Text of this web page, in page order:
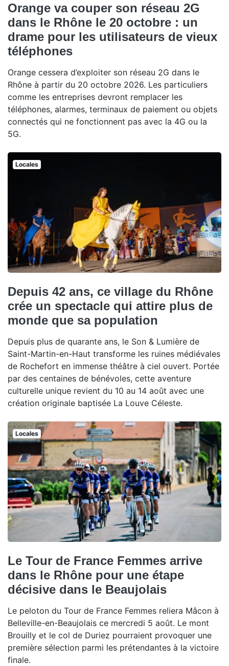
Orange va couper son réseau 2G
dans le Rhône le 20 octobre : un
drame pour les utilisateurs de vieux
téléphones
Orange cessera d’exploiter son réseau 2G dans le
Rhône à partir du 20 octobre 2026. Les particuliers
comme les entreprises devront remplacer les
téléphones, alarmes, terminaux de paiement ou objets
connectés qui ne fonctionnent pas avec la 4G ou la
5G.
Locales
Depuis 42 ans, ce village du Rhône
crée un spectacle qui attire plus de
monde que sa population
Depuis plus de quarante ans, le Son & Lumière de
Saint-Martin-en-Haut transforme les ruines médiévales
de Rochefort en immense théâtre à ciel ouvert. Portée
par des centaines de bénévoles, cette aventure
culturelle unique revient du 10 au 14 août avec une
création originale baptisée La Louve Céleste.
Locales
Le Tour de France Femmes arrive
dans le Rhône pour une étape
décisive dans le Beaujolais
Le peloton du Tour de France Femmes reliera Mâcon à
Belleville-en-Beaujolais ce mercredi 5 août. Le mont
Brouilly et le col de Duriez pourraient provoquer une
première sélection parmi les prétendantes à la victoire
finale.